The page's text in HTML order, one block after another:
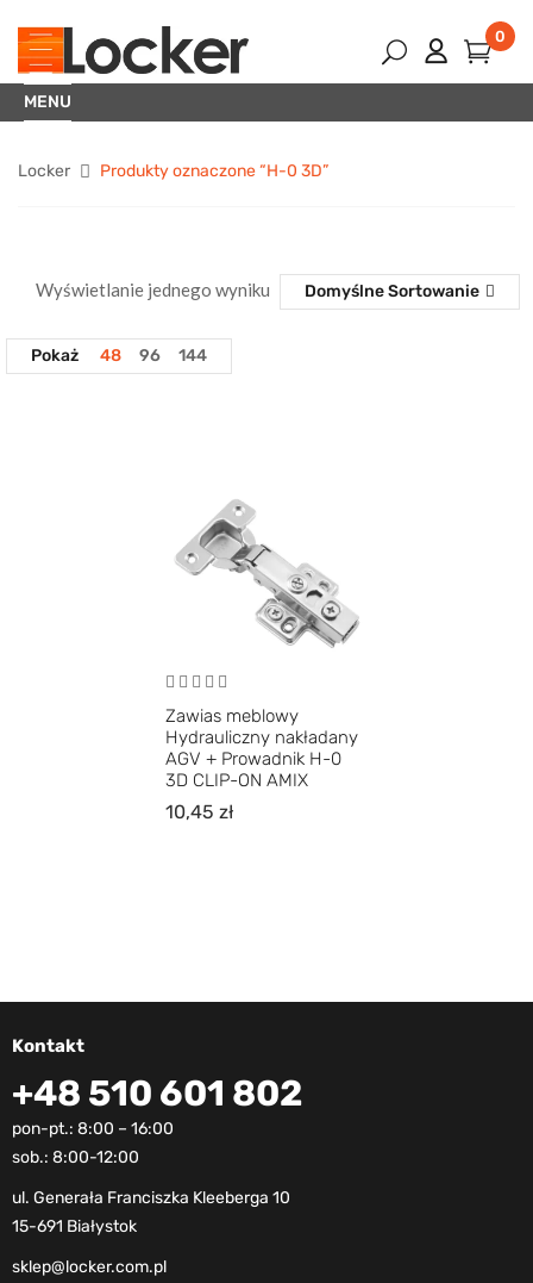
0
MENU
Locker Produkty oznaczone “H-0 3D”
Wyświetlanie jednego wyniku Domyślne Sortowanie
Pokaż 48 96 144
Zawias meblowy
Hydrauliczny nakładany
AGV + Prowadnik H-0
3D CLIP-ON AMIX
10,45zł
Kontakt
+48 510 601 802
pon-pt.: 8:00 – 16:00
sob.: 8:00-12:00
ul. Generała Franciszka Kleeberga 10
15-691 Białystok
sklep@locker.com.pl